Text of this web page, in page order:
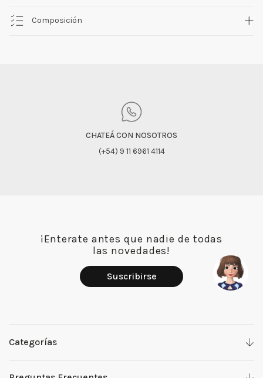
Composición
CHATEÁ CON NOSOTROS
(+54) 9 11 6961 4114
¡Enterate antes que nadie de todas
las novedades!
Suscribirse
Categorías